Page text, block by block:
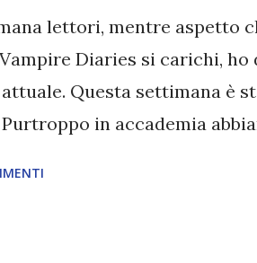
passato difficile e tanti,
compagni di scuola. Un
lettori, mentre aspetto
Diaries si carichi,
Questa settimana è
in accademia